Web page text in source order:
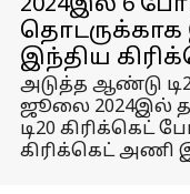
2024இல் 6
இந்திய
அடுத்த ஆண்டு
ஜூலை 2024இல்
டி20 கிரிக்கெட்
கிரிக்கெட்